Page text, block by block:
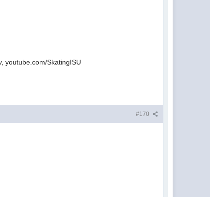
youtube.com/SkatingISU
#170